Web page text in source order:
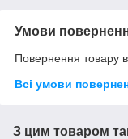
Умови
Повернення товару
Всі умови
З цим товаром